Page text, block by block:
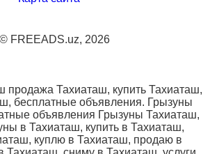
© FREEADS.uz, 2026
продажа Тахиаташ, купить Тахиаташ,
бесплатные объявления. Грызуны
объявления Грызуны Тахиаташ,
в Тахиаташ, купить в Тахиаташ,
куплю в Тахиаташ, продаю в